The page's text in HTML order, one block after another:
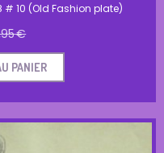
# 10 (Old Fashion plate)
€
PANIER